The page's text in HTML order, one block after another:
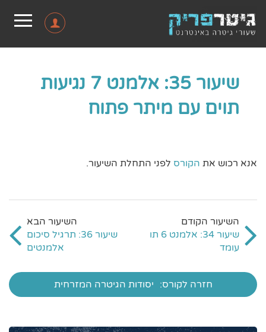
שיעור 35: אלמנט 7 נגיעות
תוים עם מיתר פתוח
אנא רכוש את הקורס לפני התחלת השיעור.
שיעור 34: אלמנט 6 תו
עומד
שיעור 36: תרגיל סיכום
אלמנטים
חזרה לקורס: יסודות הגיטרה המזרחית